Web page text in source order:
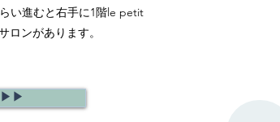
い進むと右手に1階le petit
ロンがあります。